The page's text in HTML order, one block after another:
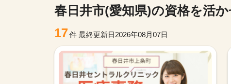
春日井市(愛知県)の資格を活
17件 最終更新日2026年08月07日